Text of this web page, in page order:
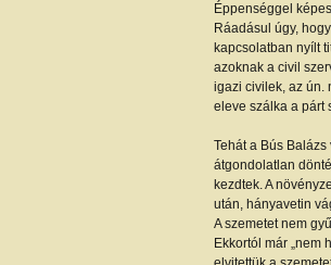
Éppenséggel
Ráadásul úgy,
kapcsolatban nyílt
azoknak a civil
igazi civilek, az ún.
eleve szálka a párt
Tehát a Bús
átgondolatlan
kezdtek. A
után, hányavetin
A szemetet nem
Ekkortól már „nem